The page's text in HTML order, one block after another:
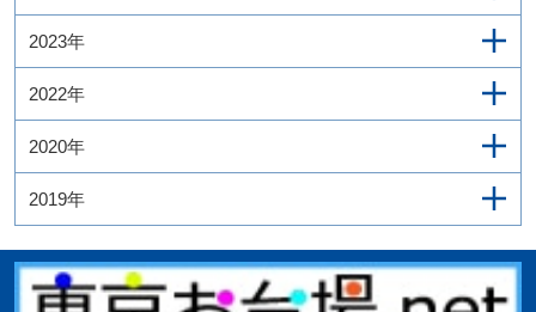
2023年
2022年
2020年
2019年